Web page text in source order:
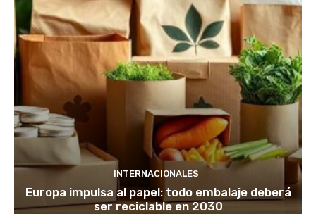
INTERNACIONALES
Europa impulsa al papel: todo embalaje deberá
ser reciclable en 2030